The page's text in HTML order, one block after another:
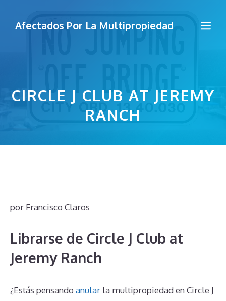
Afectados Por La Multipropiedad
CIRCLE J CLUB AT JEREMY
RANCH
por Francisco Claros
Librarse de Circle J Club at
Jeremy Ranch
¿Estás pensando anular la multipropiedad en Circle J